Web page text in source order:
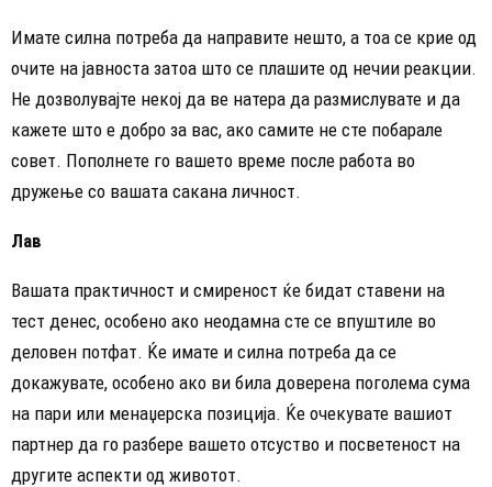
Имате силна потреба да направите нешто, а тоа се крие од
очите на јавноста затоа што се плашите од нечии реакции.
Не дозволувајте некој да ве натера да размислувате и да
кажете што е добро за вас, ако самите не сте побарале
совет. Пополнете го вашето време после работа во
дружење со вашата сакана личност.
Лав
Вашата практичност и смиреност ќе бидат ставени на
тест денес, особено ако неодамна сте се впуштиле во
деловен потфат. Ќе имате и силна потреба да се
докажувате, особено ако ви била доверена поголема сума
на пари или менаџерска позиција. Ќе очекувате вашиот
партнер да го разбере вашето отсуство и посветеност на
другите аспекти од животот.